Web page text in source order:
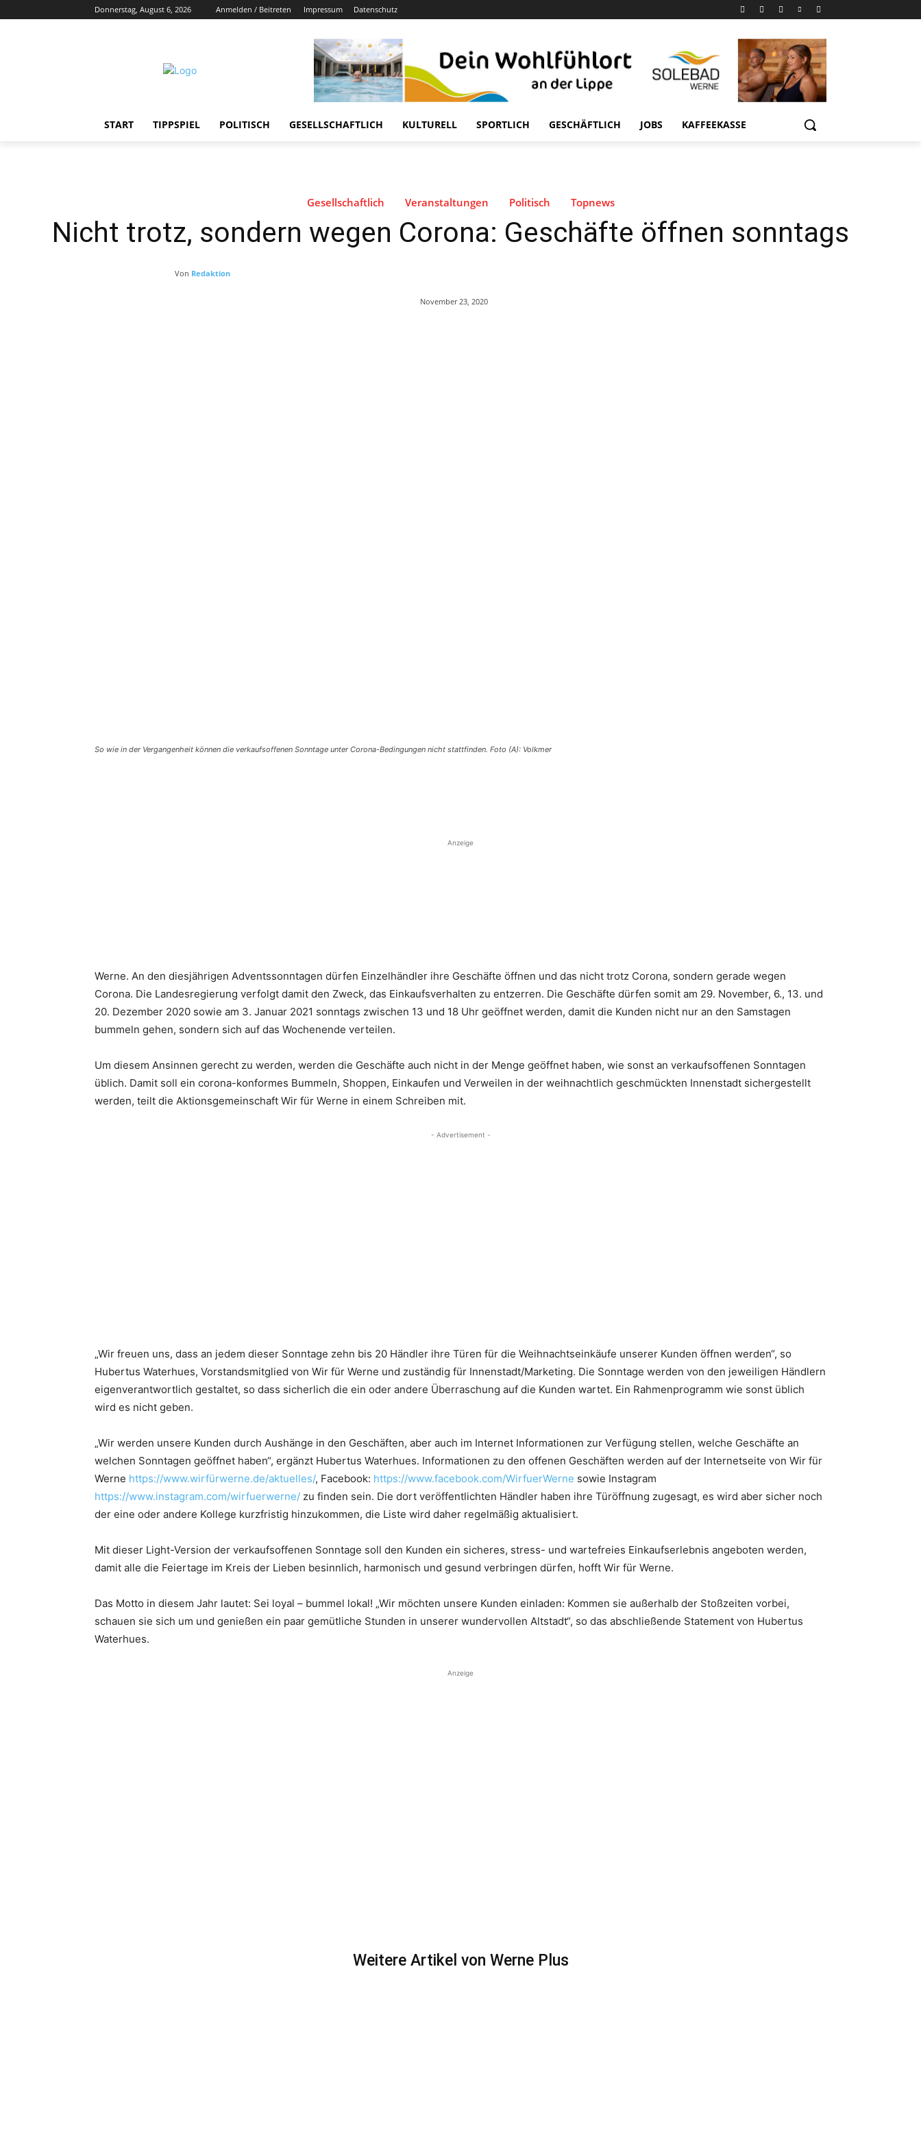
Donnerstag, August 6, 2026 Anmelden / Beitreten Impressum Datenschutz
START TIPPSPIEL POLITISCH GESELLSCHAFTLICH KULTURELL SPORTLICH GESCHÄFTLICH JOBS KAFFEEKASSE
Gesellschaftlich Veranstaltungen Politisch Topnews
Nicht trotz, sondern wegen Corona: Geschäfte öffnen sonntags
Von Redaktion
November 23, 2020
So wie in der Vergangenheit können die verkaufsoffenen Sonntage unter Corona-Bedingungen nicht stattfinden. Foto (A): Volkmer
Anzeige
Werne. An den diesjährigen Adventssonntagen dürfen Einzelhändler ihre Geschäfte öffnen und das nicht trotz Corona, sondern gerade wegen
Corona. Die Landesregierung verfolgt damit den Zweck, das Einkaufsverhalten zu entzerren. Die Geschäfte dürfen somit am 29. November, 6., 13. und
20. Dezember 2020 sowie am 3. Januar 2021 sonntags zwischen 13 und 18 Uhr geöffnet werden, damit die Kunden nicht nur an den Samstagen
bummeln gehen, sondern sich auf das Wochenende verteilen.
Um diesem Ansinnen gerecht zu werden, werden die Geschäfte auch nicht in der Menge geöffnet haben, wie sonst an verkaufsoffenen Sonntagen
üblich. Damit soll ein corona-konformes Bummeln, Shoppen, Einkaufen und Verweilen in der weihnachtlich geschmückten Innenstadt sichergestellt
werden, teilt die Aktionsgemeinschaft Wir für Werne in einem Schreiben mit.
- Advertisement -
„Wir freuen uns, dass an jedem dieser Sonntage zehn bis 20 Händler ihre Türen für die Weihnachtseinkäufe unserer Kunden öffnen werden“, so
Hubertus Waterhues, Vorstandsmitglied von Wir für Werne und zuständig für Innenstadt/Marketing. Die Sonntage werden von den jeweiligen Händlern
eigenverantwortlich gestaltet, so dass sicherlich die ein oder andere Überraschung auf die Kunden wartet. Ein Rahmenprogramm wie sonst üblich
wird es nicht geben.
„Wir werden unsere Kunden durch Aushänge in den Geschäften, aber auch im Internet Informationen zur Verfügung stellen, welche Geschäfte an
welchen Sonntagen geöffnet haben“, ergänzt Hubertus Waterhues. Informationen zu den offenen Geschäften werden auf der Internetseite von Wir für
Werne https://www.wirfürwerne.de/aktuelles/, Facebook: https://www.facebook.com/WirfuerWerne sowie Instagram
https://www.instagram.com/wirfuerwerne/ zu finden sein. Die dort veröffentlichten Händler haben ihre Türöffnung zugesagt, es wird aber sicher noch
der eine oder andere Kollege kurzfristig hinzukommen, die Liste wird daher regelmäßig aktualisiert.
Mit dieser Light-Version der verkaufsoffenen Sonntage soll den Kunden ein sicheres, stress- und wartefreies Einkaufserlebnis angeboten werden,
damit alle die Feiertage im Kreis der Lieben besinnlich, harmonisch und gesund verbringen dürfen, hofft Wir für Werne.
Das Motto in diesem Jahr lautet: Sei loyal – bummel lokal! „Wir möchten unsere Kunden einladen: Kommen sie außerhalb der Stoßzeiten vorbei,
schauen sie sich um und genießen ein paar gemütliche Stunden in unserer wundervollen Altstadt“, so das abschließende Statement von Hubertus
Waterhues.
Anzeige
Weitere Artikel von Werne Plus